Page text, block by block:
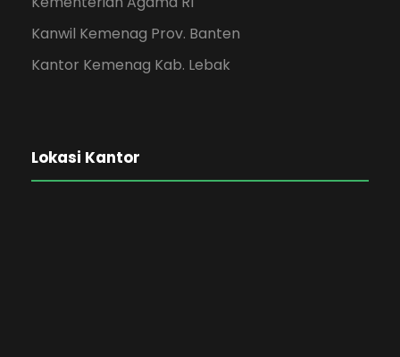
Kanwil Kemenag Prov. Banten
Kantor Kemenag Kab. Lebak
Lokasi Kantor